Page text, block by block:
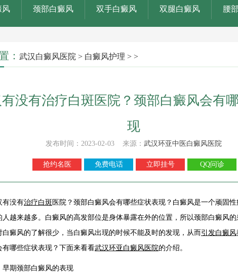
风 颈部白癜风 双手白癜风 双腿白癜风 腰
： 武汉白癜风医院 > 白癜风护理 > >
没有治疗白斑医院？颈部白癜风会有
现
发布时间：2023-02-03 来源： 武汉环亚中医白癜风医院
抢约名医 免费电话 立即挂号 QQ问诊
没有治疗白斑 医院？颈部白癜风会有哪些症状表现？白癜风是一个顽固
人越来越多。白癜风的高发部位是身体暴露在外的位置，所以颈部白癜风
白癜风的了解很少，当白癜风出现的时候不能及时的发现，从而 引发白癜风
有哪些症状表现？下面来看看武汉环亚白癜风医院的介绍。
期颈部白癜风的表现